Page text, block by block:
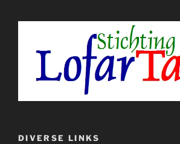
DIVERSE LINKS